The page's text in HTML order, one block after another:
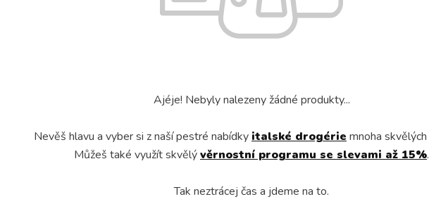
Ajéje! Nebyly nalezeny žádné produkty...
Nevěš hlavu a vyber si z naší pestré nabídky italské drogérie mnoha skvělých
Můžeš také využít skvělývěrnostní programu se slevami až 15%.
Tak neztrácej čas a jdeme na to.